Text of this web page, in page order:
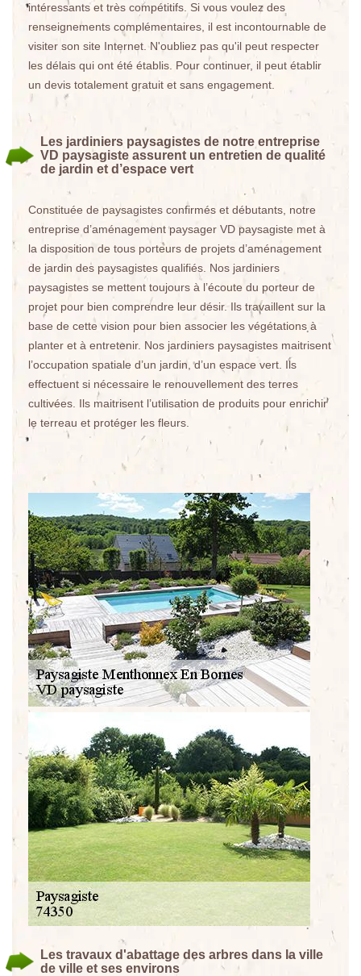
intéressants et très compétitifs. Si vous voulez des
renseignements complémentaires, il est incontournable de
visiter son site Internet. N'oubliez pas qu'il peut respecter
les délais qui ont été établis. Pour continuer, il peut établir
un devis totalement gratuit et sans engagement.
Les jardiniers paysagistes de notre entreprise
VD paysagiste assurent un entretien de qualité
de jardin et d’espace vert
Constituée de paysagistes confirmés et débutants, notre
entreprise d’aménagement paysager VD paysagiste met à
la disposition de tous porteurs de projets d’aménagement
de jardin des paysagistes qualifiés. Nos jardiniers
paysagistes se mettent toujours à l’écoute du porteur de
projet pour bien comprendre leur désir. Ils travaillent sur la
base de cette vision pour bien associer les végétations à
planter et à entretenir. Nos jardiniers paysagistes maitrisent
l’occupation spatiale d’un jardin, d’un espace vert. Ils
effectuent si nécessaire le renouvellement des terres
cultivées. Ils maitrisent l’utilisation de produits pour enrichir
le terreau et protéger les fleurs.
Les travaux d'abattage des arbres dans la ville
de ville et ses environs